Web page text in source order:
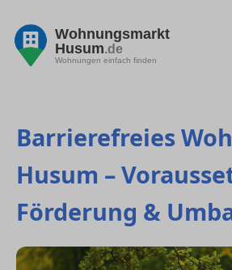
Wohnungsmarkt
Husum.de
Wohnungen einfach finden
Barrierefreies
Husum –
Förderung &